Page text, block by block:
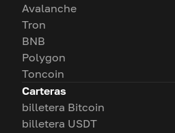
Avalanche
Tron
BNB
Polygon
Toncoin
Carteras
billetera Bitcoin
billetera USDT